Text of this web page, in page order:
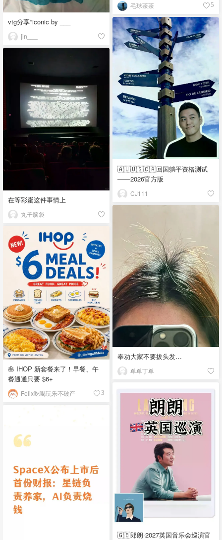
毛球茶茶 5
vtg分享*iconic by ___
jin___
🇦🇺🇺🇸🇨🇦回国躺平资格测试
——2026官方版
CJ111
在等彩蛋这件事情上
丸子脑袋
奉劝大家不要拔头发…
单单丁单
🥞 IHOP 新套餐来了！早餐、午
餐通通只要 $6+
Felix吃喝玩乐不破产 3
🇬🇧郎朗·2027英国音乐会巡演官